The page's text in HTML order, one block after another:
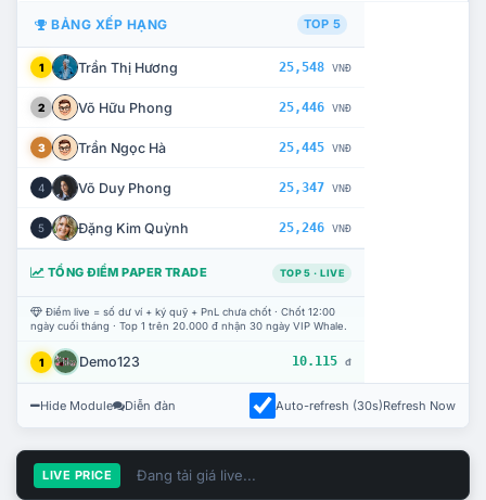
BẢNG XẾP HẠNG TOP 5
1 Trần Thị Hương 25,548 VNĐ
2 Võ Hữu Phong 25,446 VNĐ
3 Trần Ngọc Hà 25,445 VNĐ
4 Võ Duy Phong 25,347 VNĐ
5 Đặng Kim Quỳnh 25,246 VNĐ
TỔNG ĐIỂM PAPER TRADE TOP 5 · LIVE
Điểm live = số dư ví + ký quỹ + PnL chưa chốt · Chốt 12:00
ngày cuối tháng · Top 1 trên 20.000 đ nhận 30 ngày VIP Whale.
1 Demo123 10.115 đ
Hide Module Diễn đàn Auto-refresh (30s)Refresh Now
LIVE PRICE Đang tải giá live...